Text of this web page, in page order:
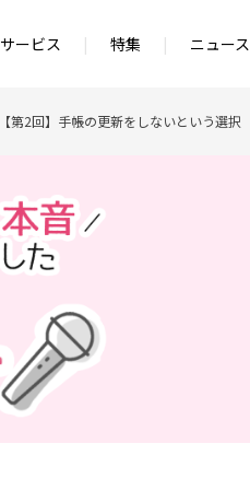
サービス | 特集 | ニュース
【第2回】手帳の更新をしないという選択